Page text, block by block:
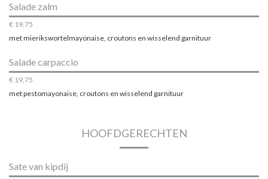
Salade zalm
€ 19,75
met mierikswortelmayonaise, croutons en wisselend garnituur
Salade carpaccio
€ 19,75
met pestomayonaise, croutons en wisselend garnituur
HOOFDGERECHTEN
Sate van kipdij